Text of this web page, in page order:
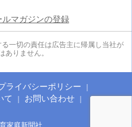
マガジンの登録
一切の責任は広告主に帰属し当社が
ありません。
ライバシーポリシー
て
お問い合わせ